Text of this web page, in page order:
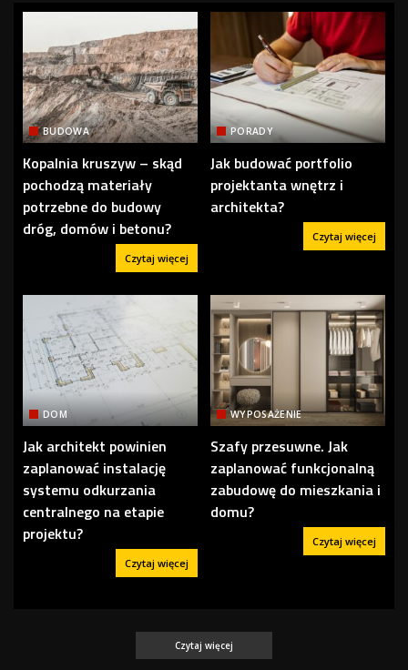
BUDOWA
Kopalnia kruszyw – skąd
pochodzą materiały
potrzebne do budowy
dróg, domów i betonu?
Czytaj więcej
PORADY
Jak budować portfolio
projektanta wnętrz i
architekta?
Czytaj więcej
DOM
Jak architekt powinien
zaplanować instalację
systemu odkurzania
centralnego na etapie
projektu?
Czytaj więcej
WYPOSAŻENIE
Szafy przesuwne. Jak
zaplanować funkcjonalną
zabudowę do mieszkania i
domu?
Czytaj więcej
Czytaj więcej